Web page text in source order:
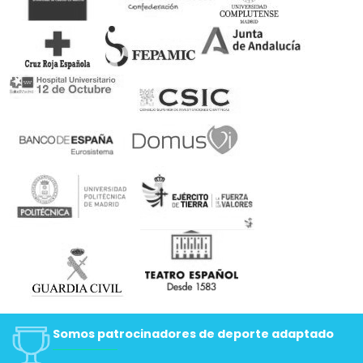
Somos patrocinadores de deporte adaptado